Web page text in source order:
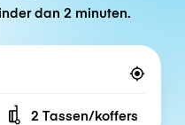
dan 2 minuten.
Number of bags
2 Tassen/koffers